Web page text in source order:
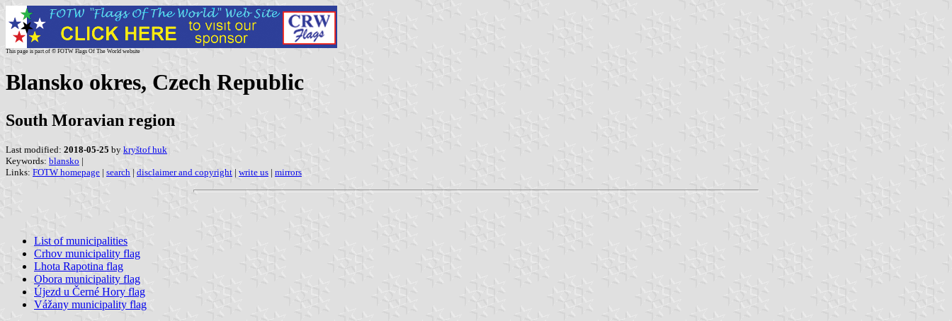
This page is part of © FOTW Flags Of The World website
Blansko okres, Czech Republic
South Moravian region
Last modified: 2018-05-25 by kryštof huk
Keywords: blansko |
Links: FOTW homepage | search | disclaimer and copyright | write us | mirrors
List of municipalities
Crhov municipality flag
Lhota Rapotina flag
Obora municipality flag
Újezd u Černé Hory flag
Vážany municipality flag